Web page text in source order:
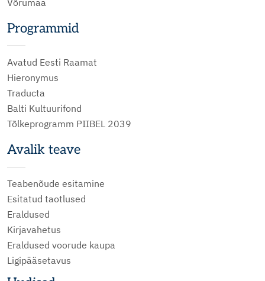
Võrumaa
Programmid
Avatud Eesti Raamat
Hieronymus
Traducta
Balti Kultuurifond
Tõlkeprogramm PIIBEL 2039
Avalik teave
Teabenõude esitamine
Esitatud taotlused
Eraldused
Kirjavahetus
Eraldused voorude kaupa
Ligipääsetavus